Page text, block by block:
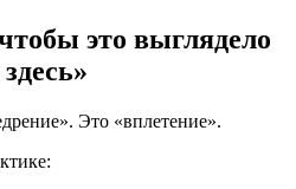
это выглядело
Это «вплетение».